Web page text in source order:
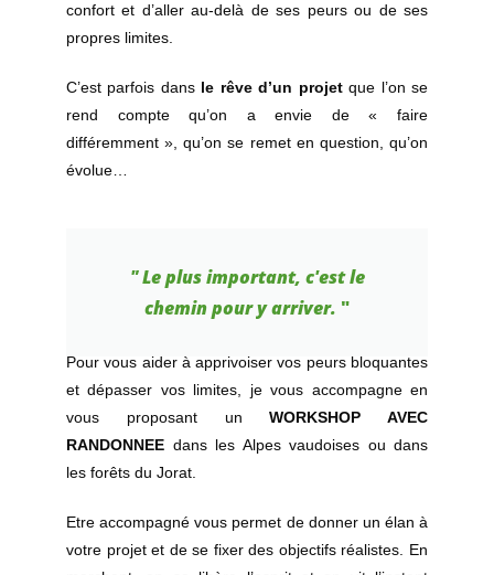
confort et d’aller au-delà de ses peurs ou de ses
propres limites.
C’est parfois dans le rêve d’un projetque l’on se
rend compte qu’on a envie de « faire
différemment », qu’on se remet en question, qu’on
évolue…
" Le plus important, c'est le
chemin pour y arriver. "
Pour vous aider à apprivoiser vos peurs bloquantes
et dépasser vos limites, je vous accompagne en
vous proposant unWORKSHOP AVEC
RANDONNEE dans les Alpes vaudoises ou dans
les forêts du Jorat.
Etre accompagné vous permet de donner un élan à
votre projet et de se fixer des objectifs réalistes. En